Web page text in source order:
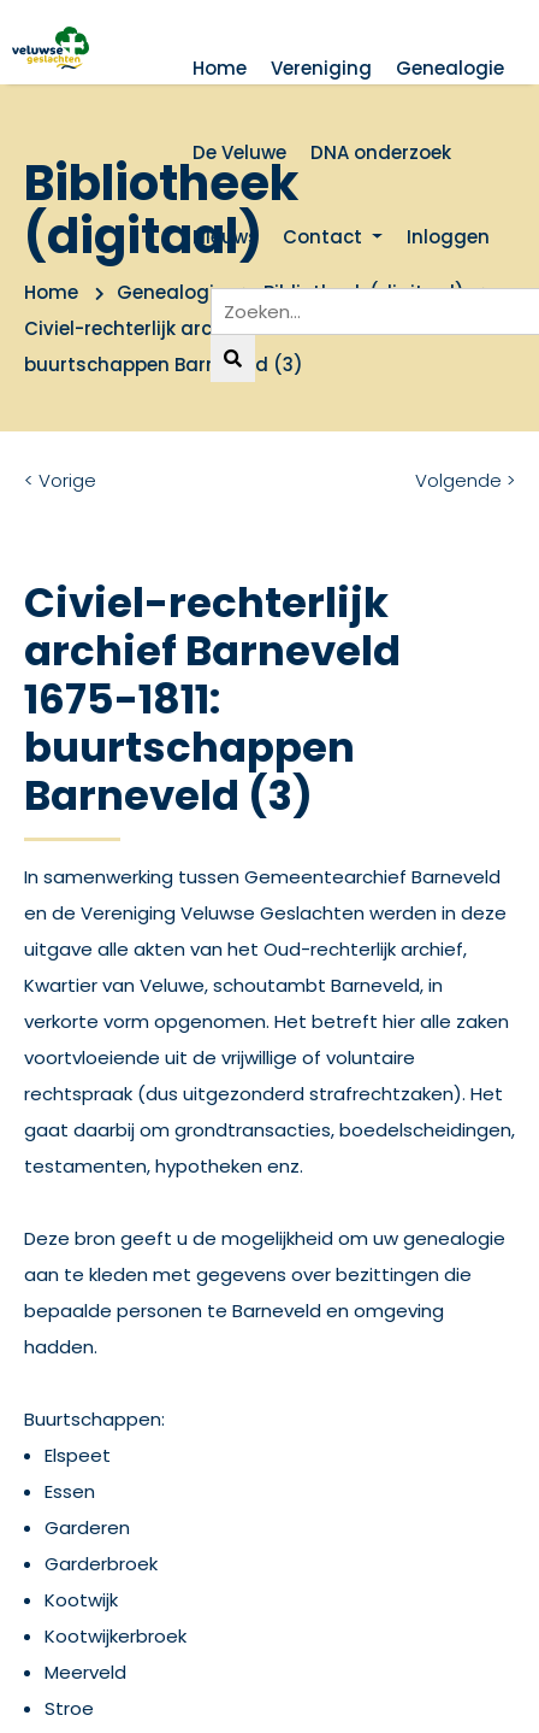
Home Vereniging Genealogie
De Veluwe DNA onderzoek
Nieuws Contact Inloggen
Bibliotheek
(digitaal)
Home Genealogie
Bibliotheek (digitaal)
Civiel-rechterlijk archief Barneveld 1675-1811:
buurtschappen Barneveld (3)
< Vorige Volgende >
Civiel-rechterlijk
archief Barneveld
1675-1811:
buurtschappen
Barneveld (3)
In samenwerking tussen Gemeentearchief Barneveld
en de Vereniging Veluwse Geslachten werden in deze
uitgave alle akten van het Oud-rechterlijk archief,
Kwartier van Veluwe, schoutambt Barneveld, in
verkorte vorm opgenomen. Het betreft hier alle zaken
voortvloeiende uit de vrijwillige of voluntaire
rechtspraak (dus uitgezonderd strafrechtzaken). Het
gaat daarbij om grondtransacties, boedelscheidingen,
testamenten, hypotheken enz.
Deze bron geeft u de mogelijkheid om uw genealogie
aan te kleden met gegevens over bezittingen die
bepaalde personen te Barneveld en omgeving
hadden.
Buurtschappen:
Elspeet
Essen
Garderen
Garderbroek
Kootwijk
Kootwijkerbroek
Meerveld
Stroe